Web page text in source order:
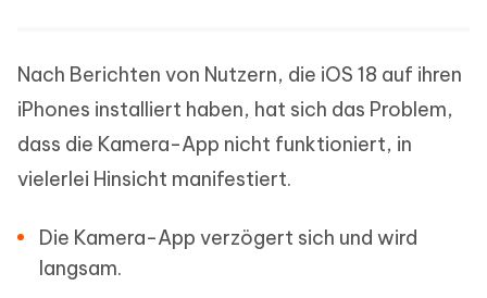
Nach Berichten von Nutzern, die iOS 18 auf ihren
iPhones installiert haben, hat sich das Problem,
dass die Kamera-App nicht funktioniert, in
vielerlei Hinsicht manifestiert.
Die Kamera-App verzögert sich und wird
langsam.